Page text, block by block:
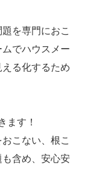
を専門におこ
でハウスメー
る化するため
ます！
こない、根こ
含め、安心安